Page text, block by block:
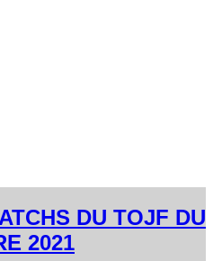
DU TOJF DU
2021